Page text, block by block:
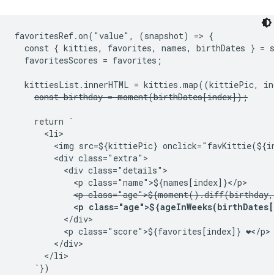
favoritesRef.on("value", (snapshot) => {
const { kitties, favorites, names, birthDates } =
  favoritesScores = favorites;
kittiesList.innerHTML = kitties.map((kittiePic,
const birthday = moment(birthDates[index]);
    return `
      <li>
<img src=${kittiePic}
        <div class="extra">
          <div class="details">
            <p class="name">${names[index]}</p>
<p
<p
          </div>
          <p class="score">${favorites[index]} ❤</p>
        </div>
      </li>
    `})